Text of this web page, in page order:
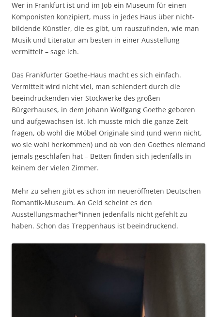
Wer in Frankfurt ist und im Job ein Museum für einen
Komponisten konzipiert, muss in jedes Haus über nicht-
bildende Künstler, die es gibt, um rauszufinden, wie man
Musik und Literatur am besten in einer Ausstellung
vermittelt – sage ich.
Das Frankfurter Goethe-Haus macht es sich einfach.
Vermittelt wird nicht viel, man schlendert durch die
beeindruckenden vier Stockwerke des großen
Bürgerhauses, in dem Johann Wolfgang Goethe geboren
und aufgewachsen ist. Ich musste mich die ganze Zeit
fragen, ob wohl die Möbel Originale sind (und wenn nicht,
wo sie wohl herkommen) und ob von den Goethes niemand
jemals geschlafen hat – Betten finden sich jedenfalls in
keinem der vielen Zimmer.
Mehr zu sehen gibt es schon im neueröffneten Deutschen
Romantik-Museum. An Geld scheint es den
Ausstellungsmacher*innen jedenfalls nicht gefehlt zu
haben. Schon das Treppenhaus ist beeindruckend.